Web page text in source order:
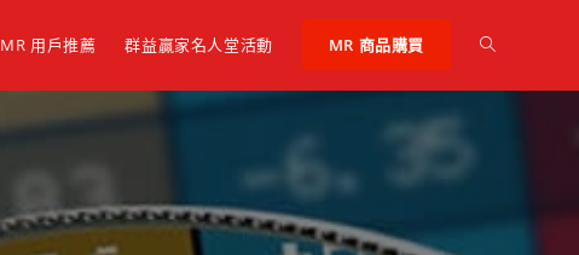
MR 用戶推薦 群益贏家名人堂活動 MR 商品購買